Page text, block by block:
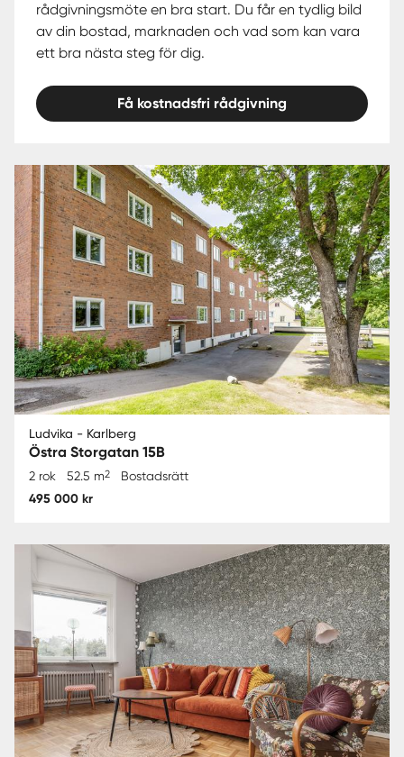
rådgivningsmöte en bra start. Du får en tydlig bild
av din bostad, marknaden och vad som kan vara
ett bra nästa steg för dig.
Få kostnadsfri rådgivning
Ludvika - Karlberg
Östra Storgatan 15B
2 rok 52.5 m2 Bostadsrätt
495 000 kr